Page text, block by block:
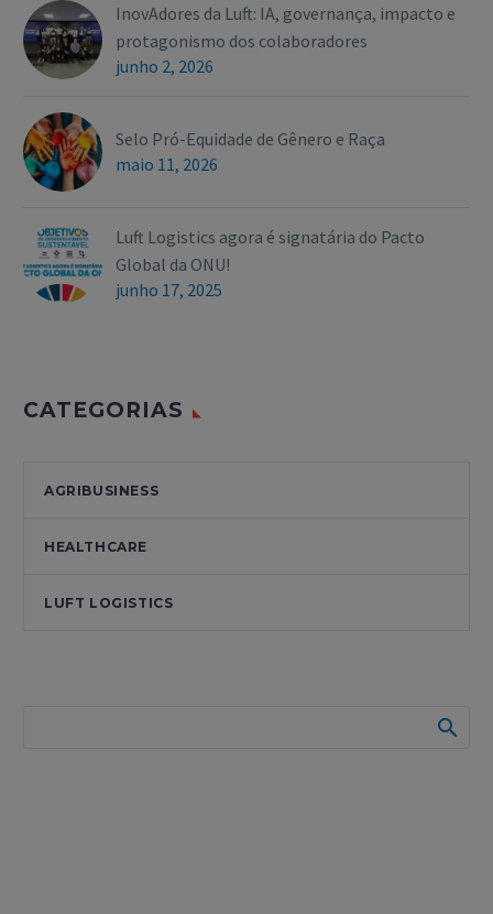
InovAdores da Luft: IA, governança, impacto e
protagonismo dos colaboradores
junho 2, 2026
Selo Pró-Equidade de Gênero e Raça
maio 11, 2026
Luft Logistics agora é signatária do Pacto
Global da ONU!
junho 17, 2025
CATEGORIAS
AGRIBUSINESS
HEALTHCARE
LUFT LOGISTICS